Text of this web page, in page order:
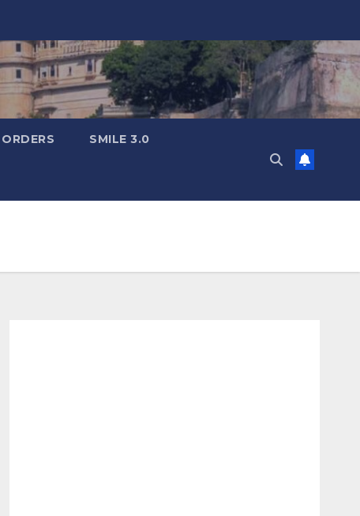
SMILE 3.0